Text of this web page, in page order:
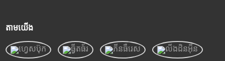
តាមយើង